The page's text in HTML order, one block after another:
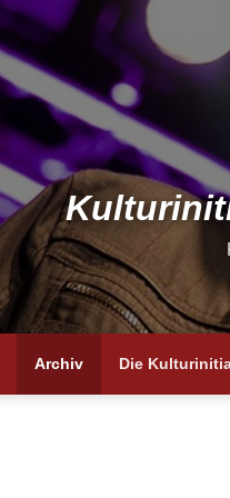
Archiv Die